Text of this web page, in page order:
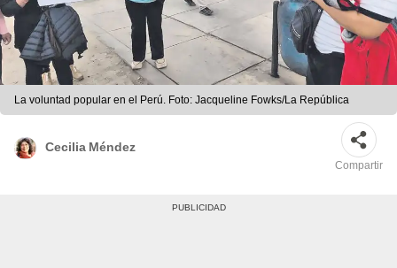
La voluntad popular en el Perú. Foto: Jacqueline Fowks/La República
Cecilia Méndez
Compartir